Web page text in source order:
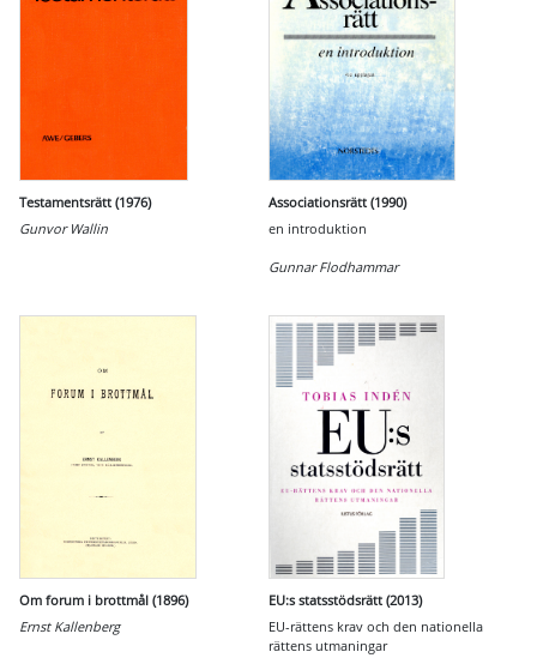
Testamentsrätt (1976)
Gunvor Wallin
Associationsrätt (1990)
en introduktion
Gunnar Flodhammar
Om forum i brottmål (1896)
Ernst Kallenberg
EU:s statsstödsrätt (2013)
EU-rättens krav och den nationella
rättens utmaningar